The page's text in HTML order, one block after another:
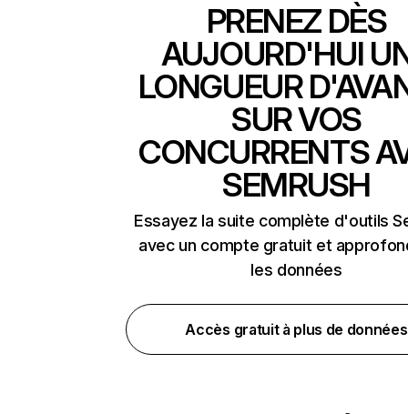
PRENEZ DÈS
AUJOURD'HUI
LONGUEUR
SUR VOS
CONCURRENTS
SEMRUSH
Essayez la suite complète d'outils
avec un compte gratuit et
les données
Accès gratuit à plus de données